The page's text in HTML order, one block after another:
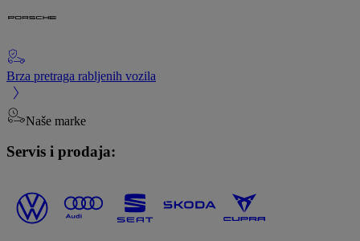
Brza pretraga rabljenih vozila
Naše marke
Servis i prodaja: